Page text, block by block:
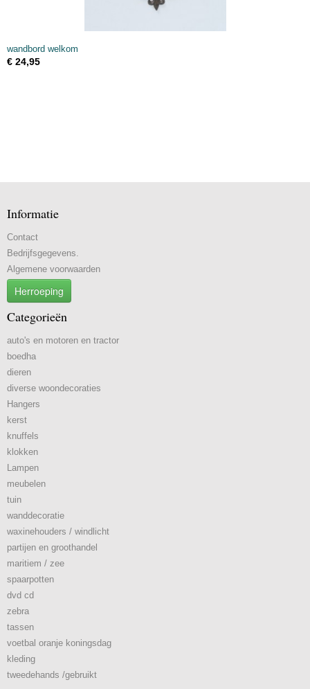
wandbord welkom
€ 24,95
Informatie
Contact
Bedrijfsgegevens.
Algemene voorwaarden
Herroeping
Categorieën
auto's en motoren en tractor
boedha
dieren
diverse woondecoraties
Hangers
kerst
knuffels
klokken
Lampen
meubelen
tuin
wanddecoratie
waxinehouders / windlicht
partijen en groothandel
maritiem / zee
spaarpotten
dvd cd
zebra
tassen
voetbal oranje koningsdag
kleding
tweedehands /gebruikt